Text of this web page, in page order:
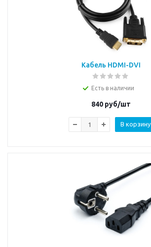
Кабель HDMI-DVI
Есть в наличии
840руб/шт
В корзину